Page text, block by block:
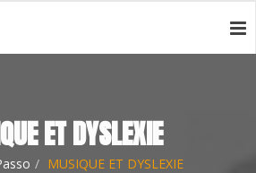
ET DYSLEXIE
MUSIQUE ET DYSLEXIE